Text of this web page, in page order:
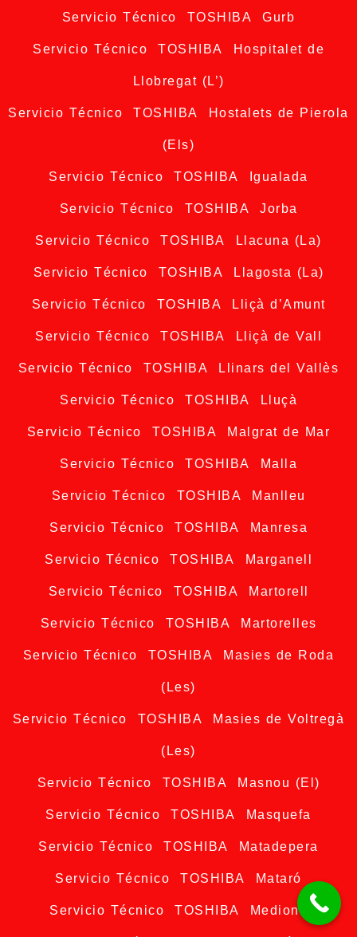
Servicio Técnico TOSHIBA Gurb
Servicio Técnico TOSHIBA Hospitalet de
Llobregat (L’)
Servicio Técnico TOSHIBA Hostalets de Pierola
(Els)
Servicio Técnico TOSHIBA Igualada
Servicio Técnico TOSHIBA Jorba
Servicio Técnico TOSHIBA Llacuna (La)
Servicio Técnico TOSHIBA Llagosta (La)
Servicio Técnico TOSHIBA Lliçà d’Amunt
Servicio Técnico TOSHIBA Lliçà de Vall
Servicio Técnico TOSHIBA Llinars del Vallès
Servicio Técnico TOSHIBA Lluçà
Servicio Técnico TOSHIBA Malgrat de Mar
Servicio Técnico TOSHIBA Malla
Servicio Técnico TOSHIBA Manlleu
Servicio Técnico TOSHIBA Manresa
Servicio Técnico TOSHIBA Marganell
Servicio Técnico TOSHIBA Martorell
Servicio Técnico TOSHIBA Martorelles
Servicio Técnico TOSHIBA Masies de Roda
(Les)
Servicio Técnico TOSHIBA Masies de Voltregà
(Les)
Servicio Técnico TOSHIBA Masnou (El)
Servicio Técnico TOSHIBA Masquefa
Servicio Técnico TOSHIBA Matadepera
Servicio Técnico TOSHIBA Mataró
Servicio Técnico TOSHIBA Mediona